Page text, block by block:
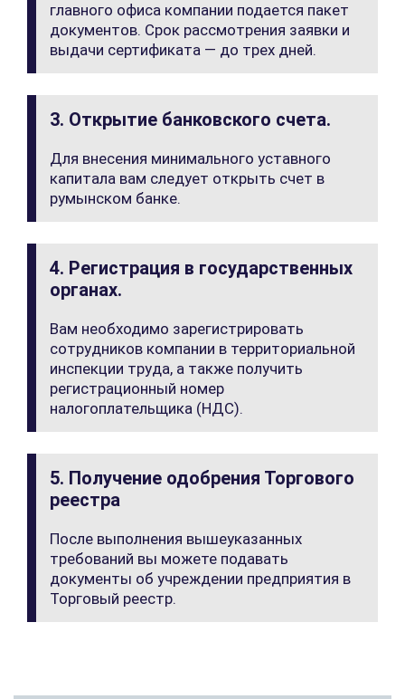
главного офиса компании подается пакет
документов. Срок рассмотрения заявки и
выдачи сертификата — до трех дней.
3. Открытие банковского счета.
Для внесения минимального уставного
капитала вам следует открыть счет в
румынском банке.
4. Регистрация в государственных
органах.
Вам необходимо зарегистрировать
сотрудников компании в территориальной
инспекции труда, а также получить
регистрационный номер
налогоплательщика (НДС).
5. Получение одобрения Торгового
реестра
После выполнения вышеуказанных
требований вы можете подавать
документы об учреждении предприятия в
Торговый реестр.